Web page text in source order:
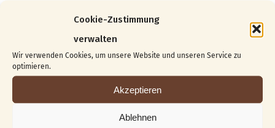
Cookie-Zustimmung
verwalten
Wir verwenden Cookies, um unsere Website und unseren Service zu
optimieren.
Akzeptieren
Ablehnen
Kerbschnitzen
Schnitzstube Stadlhofer
(Wien),
10.09.2026
Reliefschnitzen
Schnitzstube Stadlhofer